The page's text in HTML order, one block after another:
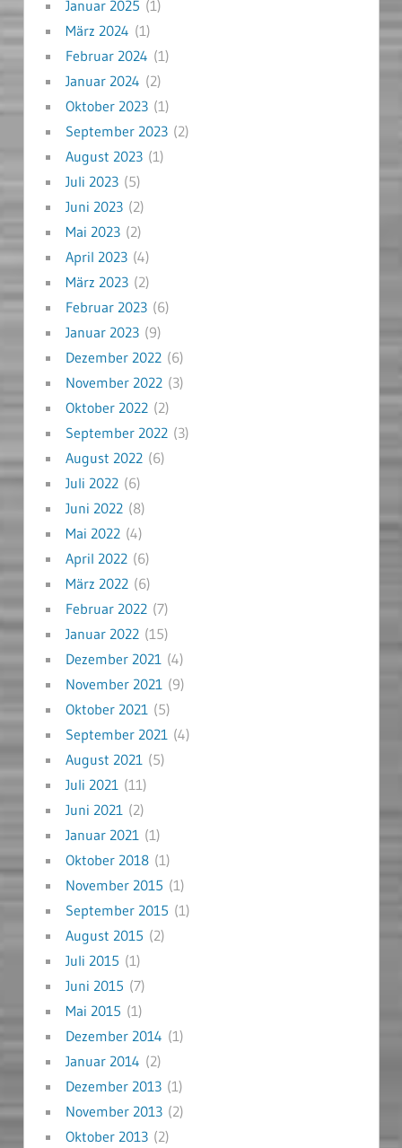
Januar 2025 (1)
März 2024 (1)
Februar 2024 (1)
Januar 2024 (2)
Oktober 2023(1)
September 2023(2)
August 2023(1)
Juli 2023(5)
Juni 2023(2)
Mai 2023(2)
April 2023(4)
März 2023(2)
Februar 2023(6)
Januar 2023(9)
Dezember 2022(6)
November 2022(3)
Oktober 2022(2)
September 2022(3)
August 2022(6)
Juli 2022(6)
Juni 2022(8)
Mai 2022(4)
April 2022(6)
März 2022(6)
Februar 2022(7)
Januar 2022(15)
Dezember 2021 (4)
November 2021 (9)
Oktober 2021 (5)
September 2021 (4)
August 2021 (5)
Juli 2021 (11)
Juni 2021 (2)
Januar 2021 (1)
Oktober 2018(1)
November 2015 (1)
September 2015 (1)
August 2015 (2)
Juli 2015 (1)
Juni 2015 (7)
Mai 2015 (1)
Dezember 2014 (1)
Januar 2014 (2)
Dezember 2013(1)
November 2013(2)
Oktober 2013(2)